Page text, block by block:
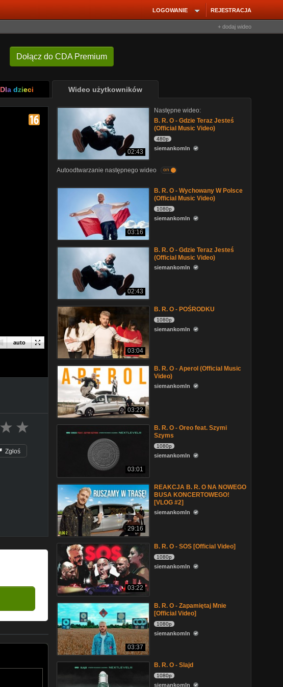
REJESTRACJA
LOGOWANIE
+ dodaj wideo
Dołącz do CDA Premium
Dla dzieci Wideo użytkowników
auto
Zgłoś
02:43
Następne wideo:
B. R. O - Gdzie Teraz Jesteś
(Official Music Video)
480p
siemankomln
Autoodtwarzanie następnego wideo on
03:16
B. R. O - Wychowany W Polsce
(Official Music Video)
1080p
siemankomln
02:43
B. R. O - Gdzie Teraz Jesteś
(Official Music Video)
siemankomln
03:04
B. R. O - POŚRODKU
1080p
siemankomln
03:22
B. R. O - Aperol (Official Music
Video)
siemankomln
03:01
B. R. O - Oreo feat. Szymi
Szyms
1080p
siemankomln
29:16
REAKCJA B. R. O NA NOWEGO
BUSA KONCERTOWEGO!
[VLOG #2]
siemankomln
03:22
B. R. O - SOS [Official Video]
1080p
siemankomln
03:37
B. R. O - Zapamiętaj Mnie
[Official Video]
1080p
siemankomln
B. R. O - Slajd
1080p
siemankomln